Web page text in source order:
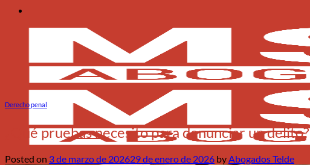
Derecho penal
¿Qué pruebas necesito para denunciar un delito?
Posted on 3 de marzo de 202629 de enero de 2026 byAbogados Telde